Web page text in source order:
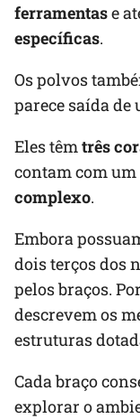
ferramentase
específicas.
Os polvos
parece saída de
Eles têmtrês
contam com um
complexo.
Embora
dois terços dos
pelos braços.
descrevem os
estruturas
Cada braço
explorar o